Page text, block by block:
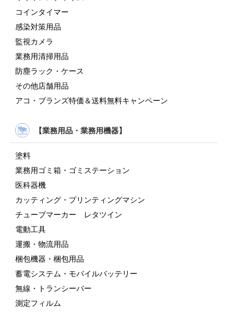
コインタイマー
感染対策用品
監視カメラ
業務用清掃用品
防塵ラック・ケース
その他店舗用品
アコ・ブランズ特価＆送料無料キャンペーン
【業務用品・業務用機器】
塗料
業務用ゴミ箱・ゴミステーション
医科器機
カッティング・プリンティングマシン
チューブマーカー レタツイン
電動工具
運搬・物流用品
梱包機器・梱包用品
蓄電システム・モバイルバッテリー
無線・トランシーバー
測定フィルム